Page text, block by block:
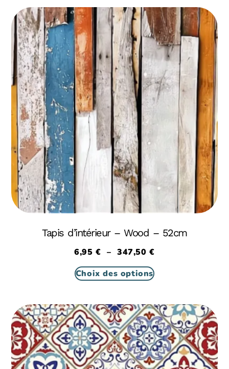
Tapis d’intérieur – Wood – 52cm
6,95€ – 347,50€
Choix des options